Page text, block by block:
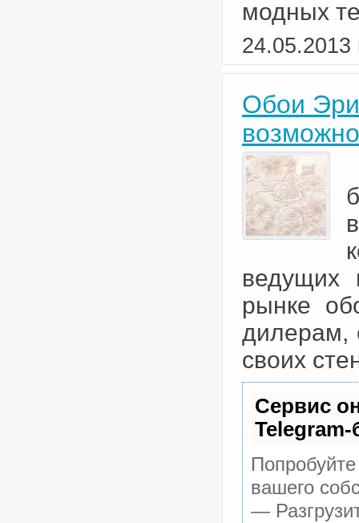
модных
24.05.2013
Обои
ведущих
рынке
дилерам,
своих
Сервис
Telegram-
вашего
—